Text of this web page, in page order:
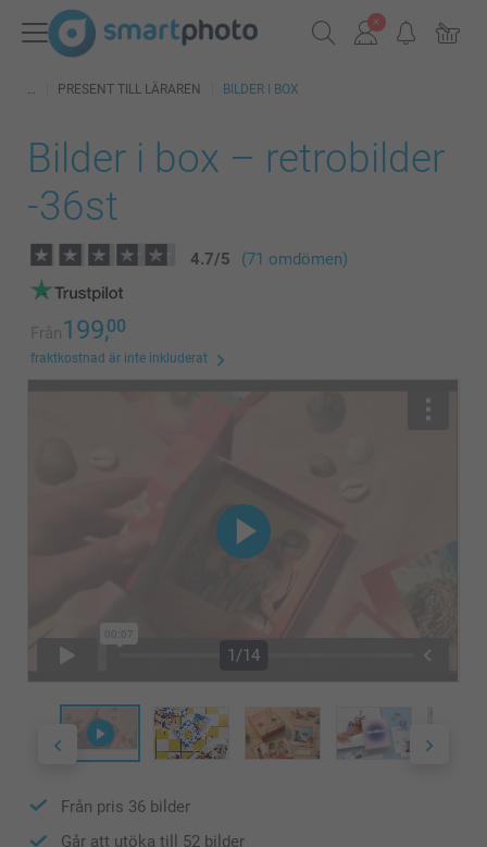
PRESENT TILL LÄRAREN BILDER I BOX
Bilder i box – retrobilder
-36st
4.7/5 (71 omdömen)
Från199,00
fraktkostnad är inte inkluderat
1/14
Från pris 36 bilder
Går att utöka till 52 bilder